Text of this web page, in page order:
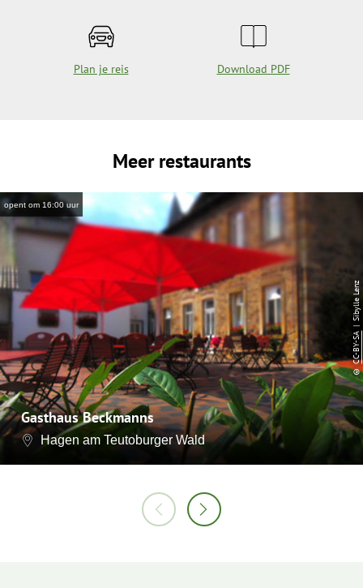
Plan je reis Download PDF
Meer restaurants
opent om 16:00 uur
Gasthaus Beckmanns
Hagen am Teutoburger Wald
©
CC-BY-SA
| Sibylle Lenz